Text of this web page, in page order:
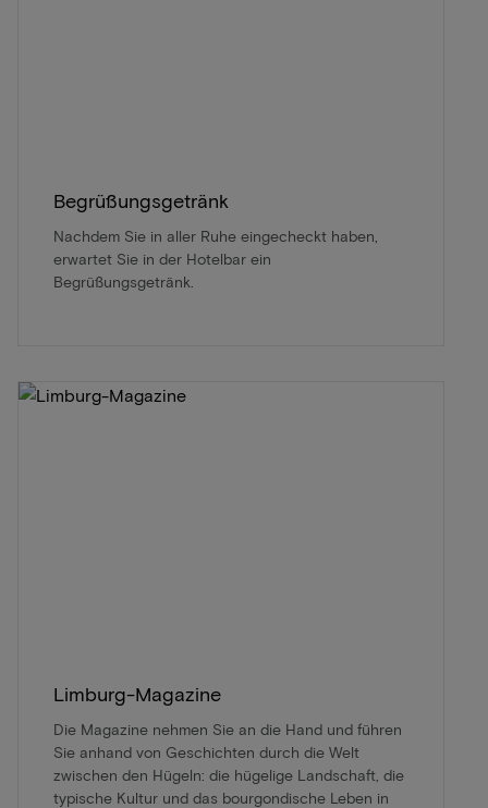
Begrüßungsgetränk
Nachdem Sie in aller Ruhe eingecheckt haben,
erwartet Sie in der Hotelbar ein
Begrüßungsgetränk.
Limburg-Magazine
Die Magazine nehmen Sie an die Hand und führen
Sie anhand von Geschichten durch die Welt
zwischen den Hügeln: die hügelige Landschaft, die
typische Kultur und das bourgondische Leben in